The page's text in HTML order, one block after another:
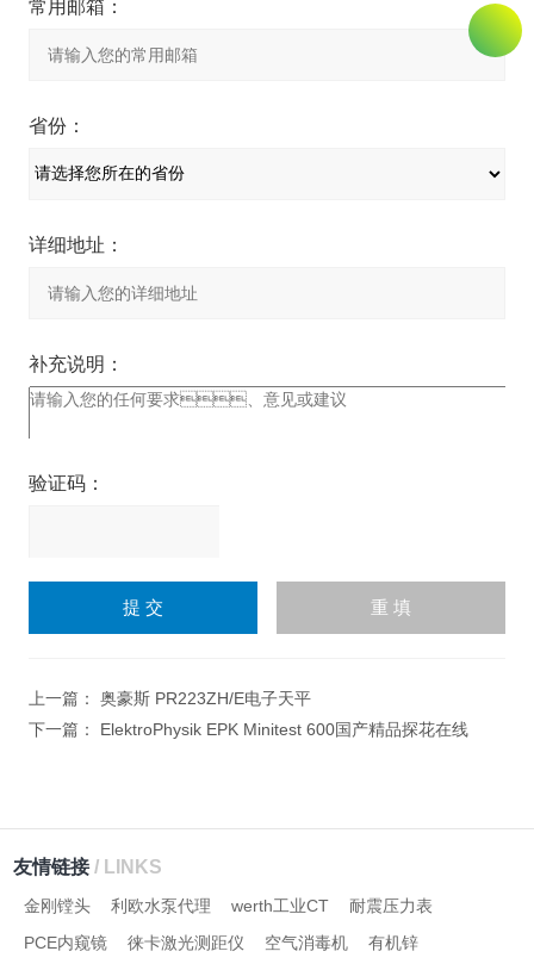
常用邮箱：
省份：
详细地址：
补充说明：
验证码：
上一篇： 奥豪斯 PR223ZH/E电子天平
下一篇： ElektroPhysik EPK Minitest 600国产精品探花在线
友情链接/ LINKS
金刚镗头 利欧水泵代理 werth工业CT
耐震压力表
PCE内窥镜
徕卡激光测距仪 空气消毒机
有机锌